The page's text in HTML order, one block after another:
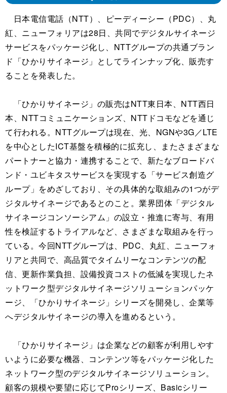
日本電信電話（NTT）、ピーディーシー（PDC）、丸
紅、ニューフォリアは28日、共同でデジタルサイネージ
サービスをパッケージ化し、NTTグループの共通ブラン
ド「ひかりサイネージ」としてラインナップ化、販売す
ることを発表した。
「ひかりサイネージ」の販売はNTT東日本、NTT西日
本、NTTコミュニケーションズ、NTTドコモなどを通じ
て行われる。NTTグループは現在、光、NGNや3G／LTE
を中心としたICT基盤を積極的に拡充し、またさまざまな
パートナーと協力・連携することで、新たなブロードバ
ンド・ユビキタスサービスを実現する「サービス創造グ
ループ」をめざしており、その具体的な取組みの1つがデ
ジタルサイネージであるとのこと。業界団体「デジタル
サイネージコンソーシアム」の設立・推進に寄与、有用
性を検証するトライアルなど、さまざまな取組みを行っ
ている。今回NTTグループは、PDC、丸紅、ニューフォ
リアと共同で、高品質でタイムリーなコンテンツの配
信、更新作業負担、設備投資コストの低減を実現したネ
ットワーク型デジタルサイネージソリューションパッケ
ージ、「ひかりサイネージ」シリーズを開発し、企業等
へデジタルサイネージの導入を進めるという。
「ひかりサイネージ」は企業などの顧客が利用しやす
いように必要な機器、コンテンツ等をパッケージ化した
ネットワーク型のデジタルサイネージソリューション。
顧客の規模や要望に応じてProシリーズ、Basicシリー